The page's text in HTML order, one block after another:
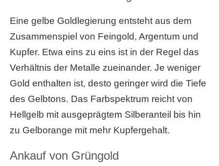
Eine gelbe Goldlegierung entsteht aus dem
Zusammenspiel von Feingold, Argentum und
Kupfer. Etwa eins zu eins ist in der Regel das
Verhältnis der Metalle zueinander. Je weniger
Gold enthalten ist, desto geringer wird die Tiefe
des Gelbtons. Das Farbspektrum reicht von
Hellgelb mit ausgeprägtem Silberanteil bis hin
zu Gelborange mit mehr Kupfergehalt.
Ankauf von Grüngold